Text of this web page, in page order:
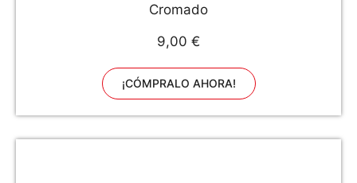
Cromado
9,00 €
¡CÓMPRALO AHORA!